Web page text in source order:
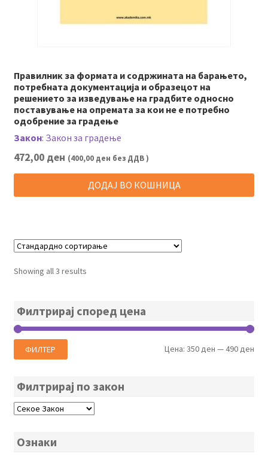
Правилник за формата и содржината на барањето,
потребната документација и образецот на
решението за изведување на градбите односно
поставување на опремата за кои не е потребно
одобрение за градење
Закон: Закон за градење
472,00 ден (400,00 ден без ДДВ )
ДОДАЈ ВО КОШНИЦА
Showing all 3 results
Филтрирај според цена
ФИЛТЕР Цена:350 ден —490 ден
Филтрирај по закон
Ознаки